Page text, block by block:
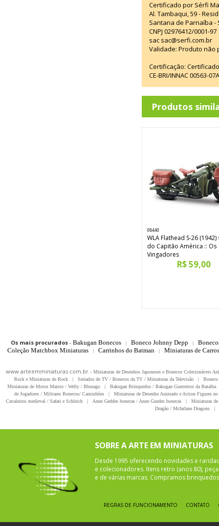
Certificado por Sérfi
Al. Tambaqui, 59 -
Santana de Parnaíba -
CNPJ 02976412/0001-97
sac sac@serfi.com.br
Validade: Produto não
Certificação:
CE-BRI/INNAC 00563-
Produtos
08440
WLA Flathead S-26
do Capitão América :: Os
Vingadores
R$ 59,00
Os mais procurados- Bakugan Bonecos | Boneco Johnny Depp |
Coleção Matchbox Miniaturas
| Carrinhos do Batman | Miniaturas de
www.arteemminiaturas.com.br - Miniaturas de Desenhos Japoneses e Bonecos Colecionáveis
Rock e Miniaturas de Rock
| Seriados de TV / Bonecos da TV / Miniaturas da Televisão |
Miniaturas de Motos Maisto / Welly / Bburago
| Bakugan Brinquedos / Bakugan Guerreiros da Batalha
de Jogadores / Militares Bonecos/ Caminhões
|
Miniaturas de Desenho Animado e Action Figures
Cavaleiros medieval / Safari e Schleich
| Anne Geddes bonecas / Anne Guedes bonecas |
Miniaturas
Dragão / Mcfarlane Dragons
|
SOBRE A ARTE EM MINIATURAS
Desde 1995 oferecendo novidades e
e colecionadores. Itens retro (anos 80),
e de várias marcas. Compramos
REGRAS DE FUNCIONAMENTO CONTATO